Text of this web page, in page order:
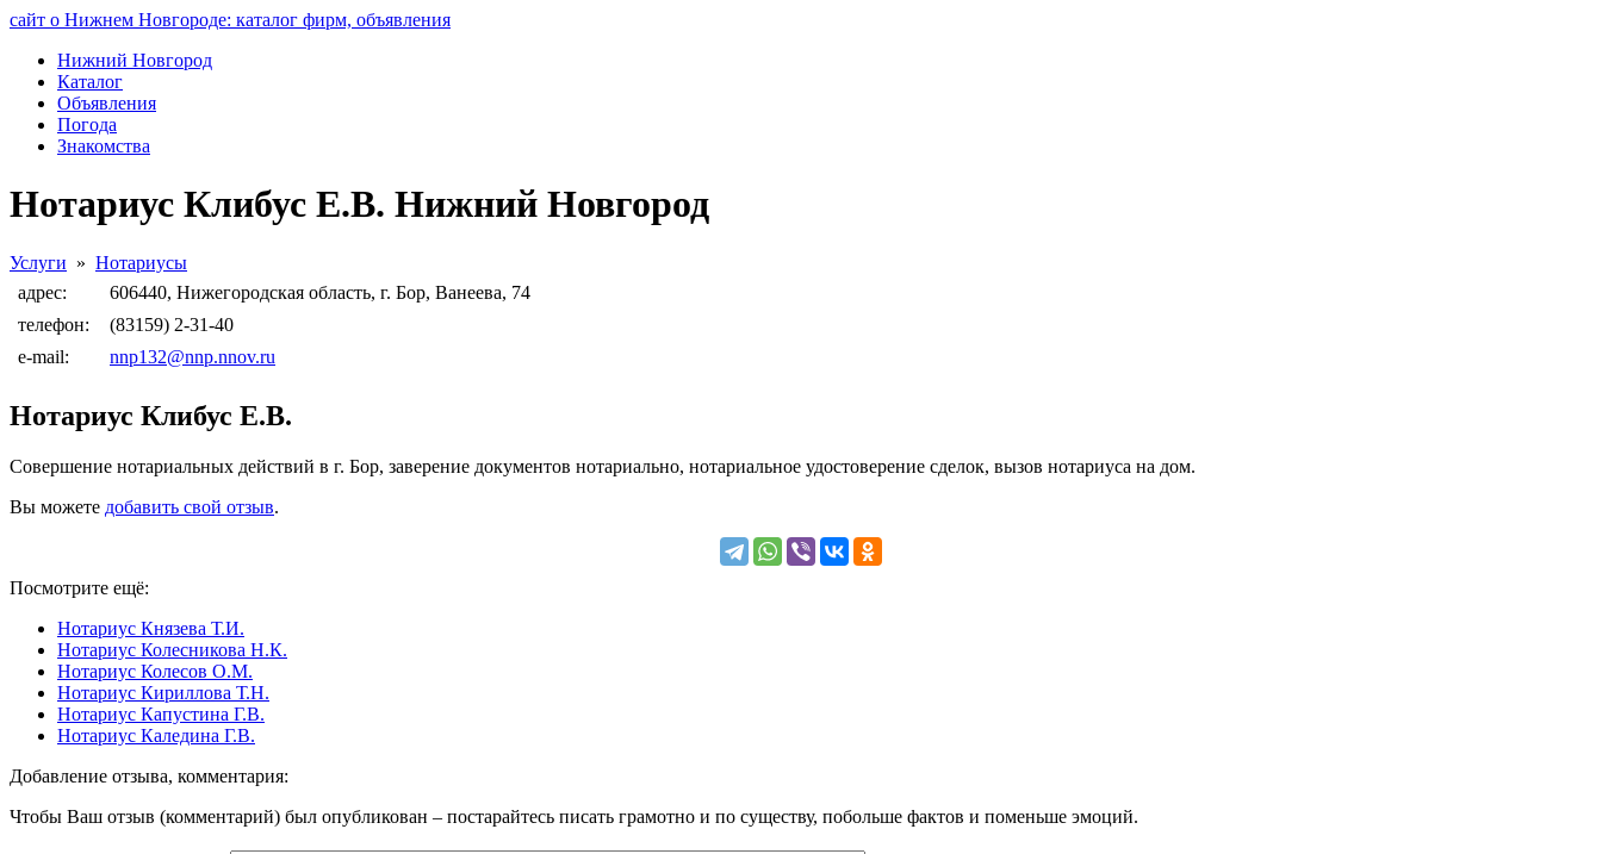
сайт о Нижнем Новгороде: каталог фирм, объявления
Нижний Новгород
Каталог
Объявления
Погода
Знакомства
Нотариус Клибус Е.В. Нижний Новгород
Услуги » Нотариусы
адрес:
606440, Нижегородская область, г. Бор, Ванеева, 74
телефон:
(83159) 2-31-40
e-mail:
nnp132@nnp.nnov.ru
Нотариус Клибус Е.В.
Совершение нотариальных действий в г. Бор, заверение документов нотариально, нотариальное удостоверение сделок, вызов нотариуса на дом.
Вы можете добавить свой отзыв.
Посмотрите ещё:
Нотариус Князева Т.И.
Нотариус Колесникова Н.К.
Нотариус Колесов О.М.
Нотариус Кириллова Т.Н.
Нотариус Капустина Г.В.
Нотариус Каледина Г.В.
Добавление отзыва, комментария:
Чтобы Ваш отзыв (комментарий) был опубликован – постарайтесь писать грамотно и по существу, побольше фактов и поменьше эмоций.